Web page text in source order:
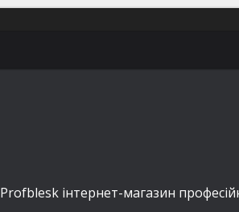
Profblesk інтернет-магазин